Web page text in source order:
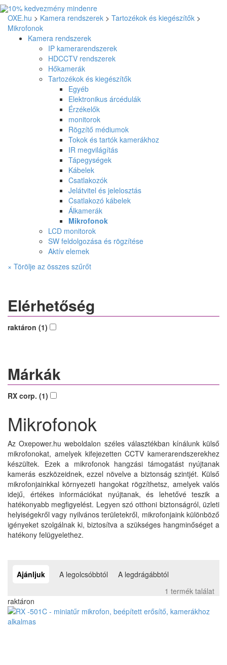
OXE.hu > Kamera rendszerek > Tartozékok és kiegészítők >
Mikrofonok
Kamera rendszerek
IP kamerarendszerek
HDCCTV rendszerek
Hőkamerák
Tartozékok és kiegészítők
Egyéb
Elektronikus árcédulák
Érzékelők
monitorok
Rögzítő médiumok
Tokok és tartók kamerákhoz
IR megvilágítás
Tápegységek
Kábelek
Csatlakozók
Jelátvitel és jelelosztás
Csatlakozó kábelek
Álkamerák
Mikrofonok
LCD monitorok
SW feldolgozása és rögzítése
Aktív elemek
× Törölje az összes szűrőt
Elérhetőség
raktáron (1)
Márkák
RX corp. (1)
Mikrofonok
Az Oxepower.hu weboldalon széles választékban kínálunk külső
mikrofonokat, amelyek kifejezetten CCTV kamerarendszerekhez
készültek. Ezek a mikrofonok hangzási támogatást nyújtanak
kamerás eszközeidnek, ezzel növelve a biztonság szintjét. Külső
mikrofonjainkkal környezeti hangokat rögzíthetsz, amelyek valós
idejű, értékes információkat nyújtanak, és lehetővé teszik a
hatékonyabb megfigyelést. Legyen szó otthoni biztonságról, üzleti
helyiségekről vagy nyilvános területekről, mikrofonjaink különböző
igényeket szolgálnak ki, biztosítva a szükséges hangminőséget a
hatékony felügyelethez.
Ajánljuk A legolcsóbbtól
A legdrágábbtól
1 termék találat
raktáron